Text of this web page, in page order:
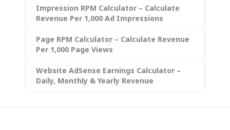
Impression RPM Calculator – Calculate
Revenue Per 1,000 Ad Impressions
Page RPM Calculator – Calculate Revenue
Per 1,000 Page Views
Website AdSense Earnings Calculator –
Daily, Monthly & Yearly Revenue